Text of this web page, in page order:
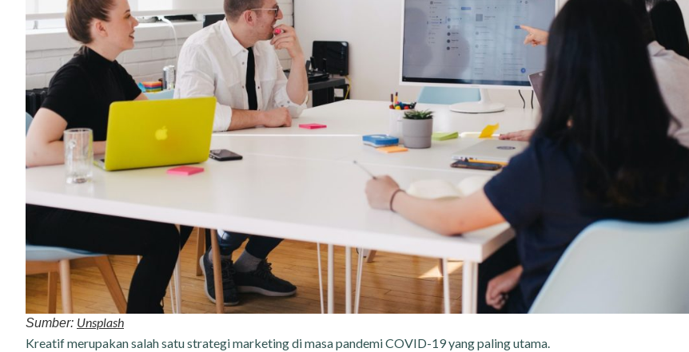
Sumber: Unsplash
Kreatif merupakan salah satu strategi marketing di masa pandemi COVID-19 yang paling utama.